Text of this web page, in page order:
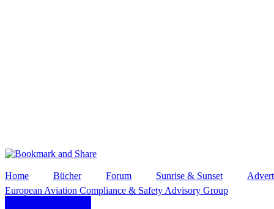
Home Bücher Forum Sunrise & Sunset
European Aviation Compliance & Safety Advisory Group